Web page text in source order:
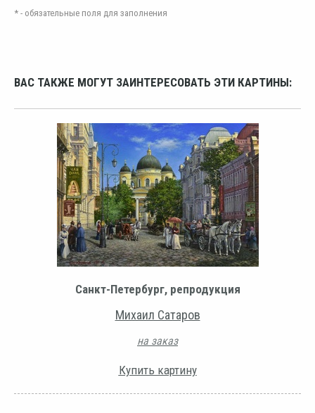
* - обязательные поля для заполнения
ВАС ТАКЖЕ МОГУТ ЗАИНТЕРЕСОВАТЬ ЭТИ КАРТИНЫ:
Санкт-Петербург, репродукция
Михаил Сатаров
на заказ
Купить картину